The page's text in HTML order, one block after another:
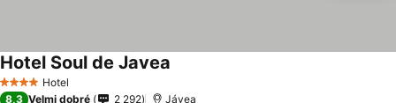
4 Počet hvězdiček
Hotel
Hotel Soul de Javea
8,3 Velmi dobré 2 292 Jávea